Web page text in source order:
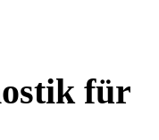
für